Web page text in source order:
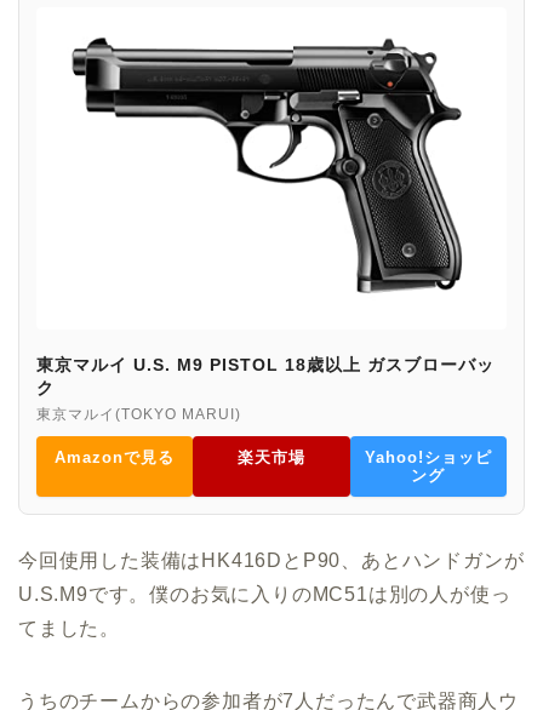
東京マルイ U.S. M9 PISTOL 18歳以上 ガスブローバッ
ク
東京マルイ(TOKYO MARUI)
Amazonで見る 楽天市場
Yahoo!ショッピ
ング
今回使用した装備はHK416DとP90、あとハンドガンが
U.S.M9です。僕のお気に入りのMC51は別の人が使っ
てました。
うちのチームからの参加者が7人だったんで武器商人ウ